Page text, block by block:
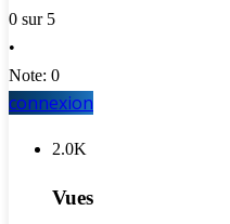
0 sur 5
•
Note: 0
connexion
2.0K
Vues